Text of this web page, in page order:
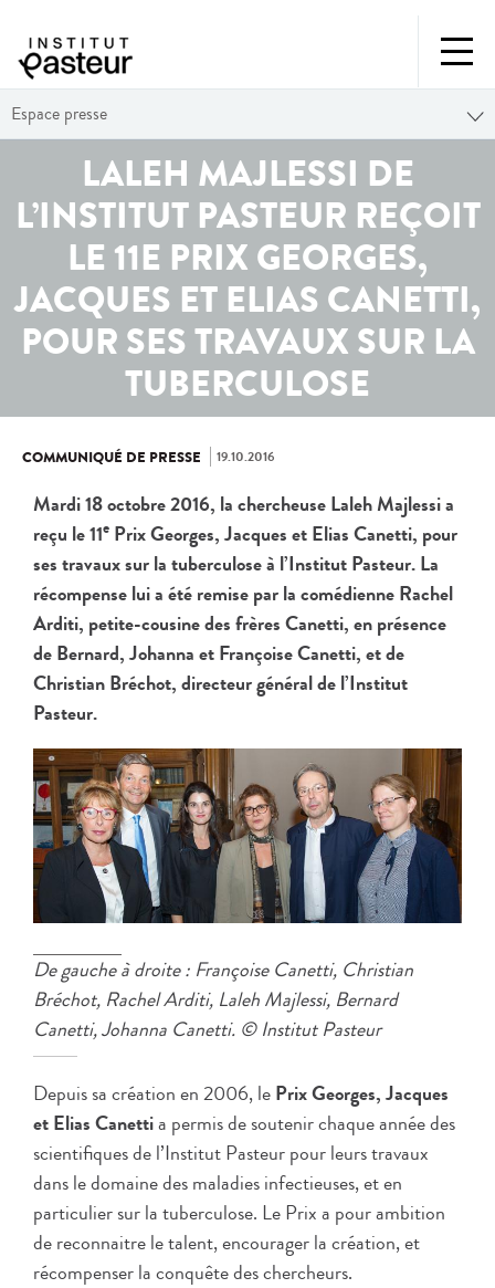
Espace presse
LALEH MAJLESSI DE
L’INSTITUT PASTEUR REÇOIT
LE 11E PRIX GEORGES,
JACQUES ET ELIAS CANETTI,
POUR SES TRAVAUX SUR LA
TUBERCULOSE
COMMUNIQUÉ DE PRESSE 19.10.2016
Mardi 18 octobre 2016, la chercheuse Laleh Majlessi a
reçu le 11e Prix Georges, Jacques et Elias Canetti, pour
ses travaux sur la tuberculose à l’Institut Pasteur. La
récompense lui a été remise par la comédienne Rachel
Arditi, petite-cousine des frères Canetti, en présence
de Bernard, Johanna et Françoise Canetti, et de
Christian Bréchot, directeur général de l’Institut
Pasteur.
De gauche à droite : Françoise Canetti, Christian
Bréchot, Rachel Arditi, Laleh Majlessi, Bernard
Canetti, Johanna Canetti. © Institut Pasteur
Depuis sa création en 2006, lePrix Georges, Jacques
et Elias Canettia permis de soutenir chaque année des
scientifiques de l’Institut Pasteur pour leurs travaux
dans le domaine des maladies infectieuses, et en
particulier sur la tuberculose. Le Prix a pour ambition
de reconnaitre le talent, encourager la création, et
récompenser la conquête des chercheurs.